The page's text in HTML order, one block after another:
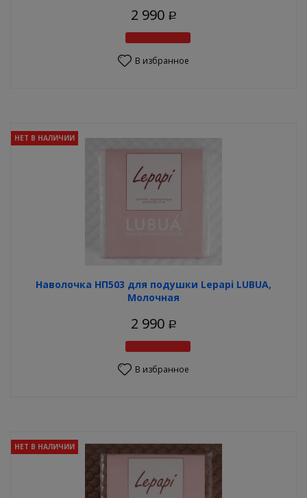
2 990 Р
В избранное
Наволочка НП503 для подушки Lеpapi LUBUA,
Молочная
НЕТ В НАЛИЧИИ
2 990 Р
В избранное
НЕТ В НАЛИЧИИ